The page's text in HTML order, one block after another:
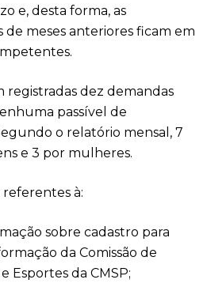
e, desta forma, as
meses anteriores ficam em
registradas dez demandas
passível de
o relatório mensal, 7
e 3 por mulheres.
referentes à:
sobre cadastro para
da Comissão de
Esportes da CMSP;